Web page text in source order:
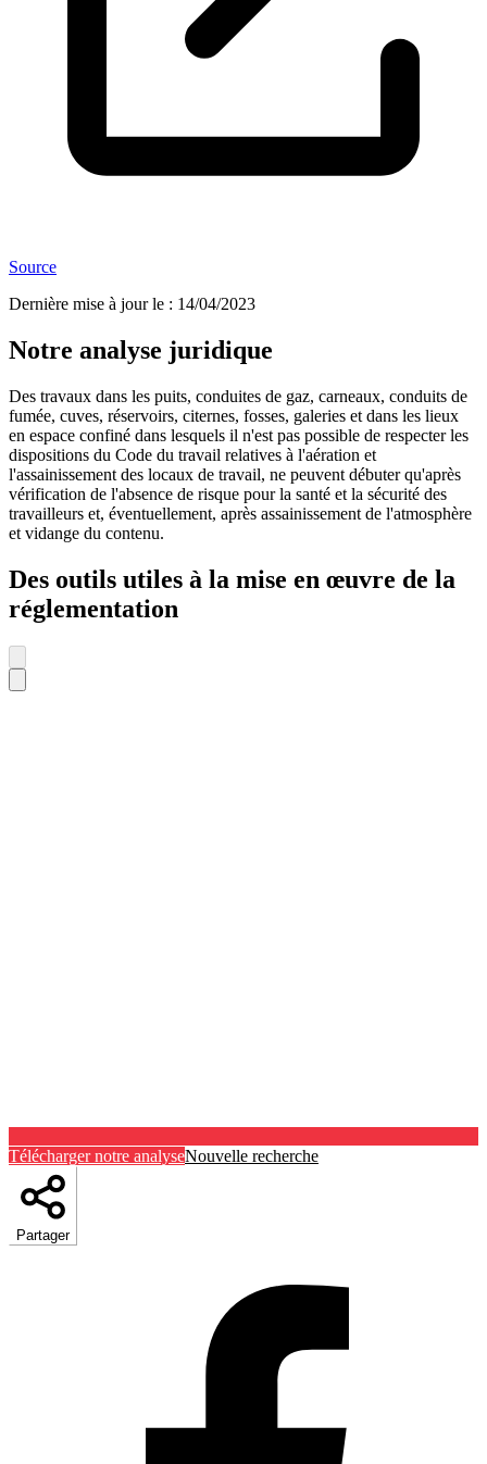
Source
Dernière mise à jour le : 14/04/2023
Notre analyse juridique
Des travaux dans les puits, conduites de gaz, carneaux, conduits de
fumée, cuves, réservoirs, citernes, fosses, galeries et dans les lieux
en espace confiné dans lesquels il n'est pas possible de respecter les
dispositions du Code du travail relatives à l'aération et
l'assainissement des locaux de travail, ne peuvent débuter qu'après
vérification de l'absence de risque pour la santé et la sécurité des
travailleurs et, éventuellement, après assainissement de l'atmosphère
et vidange du contenu.
Des outils utiles à la mise en œuvre de la
réglementation
Télécharger notre analyseNouvelle recherche
Partager